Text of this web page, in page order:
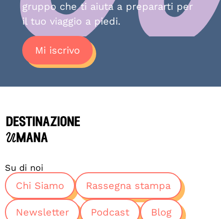
gruppo che ti aiuta a prepararti per
il tuo viaggio a piedi.
Mi iscrivo
Su di noi
Chi Siamo Rassegna stampa
Newsletter Podcast Blog